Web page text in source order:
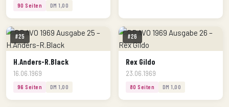
90 Seiten DM 1,00
#25
H.Anders-R.Black
16.06.1969
96 Seiten DM 1,00
#26
Rex Gildo
23.06.1969
80 Seiten DM 1,00